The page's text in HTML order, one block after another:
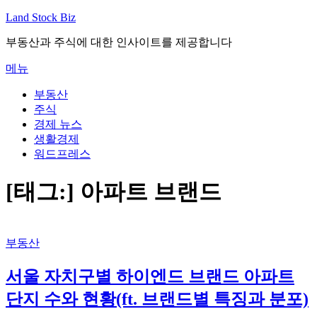
내
으
로
바
Land Stock Biz
부동산과 주식에 대한 인사이트를 제공합니다
메뉴
부동산
주식
경제 뉴스
생활경제
워드프레스
[태그:] 아파트 브랜드
부동산
서울 자치구별 하이엔드 브랜드 아파트
단지 수와 현황(ft. 브랜드별 특징과 분포)